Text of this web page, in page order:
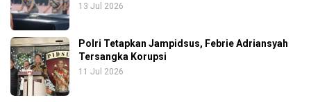
13 Jul 2026
Polri Tetapkan Jampidsus, Febrie Adriansyah
Tersangka Korupsi
11 Jul 2026